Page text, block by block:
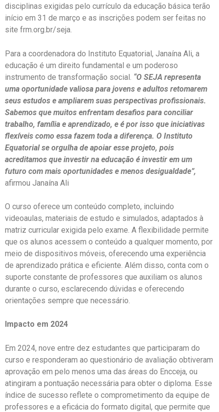
disciplinas exigidas pelo currículo da educação básica terão
início em 31 de março e as inscrições podem ser feitas no
site frm.org.br/seja.
Para a coordenadora do Instituto Equatorial, Janaína Ali, a
educação é um direito fundamental e um poderoso
instrumento de transformação social. “O SEJA representa
uma oportunidade valiosa para jovens e adultos retomarem
seus estudos e ampliarem suas perspectivas profissionais.
Sabemos que muitos enfrentam desafios para conciliar
trabalho, família e aprendizado, e é por isso que iniciativas
flexíveis como essa fazem toda a diferença. O Instituto
Equatorial se orgulha de apoiar esse projeto, pois
acreditamos que investir na educação é investir em um
futuro com mais oportunidades e menos desigualdade”,
afirmou Janaína Ali
O curso oferece um conteúdo completo, incluindo
videoaulas, materiais de estudo e simulados, adaptados à
matriz curricular exigida pelo exame. A flexibilidade permite
que os alunos acessem o conteúdo a qualquer momento, por
meio de dispositivos móveis, oferecendo uma experiência
de aprendizado prática e eficiente. Além disso, conta com o
suporte constante de professores que auxiliam os alunos
durante o curso, esclarecendo dúvidas e oferecendo
orientações sempre que necessário.
Impacto em 2024
Em 2024, nove entre dez estudantes que participaram do
curso e responderam ao questionário de avaliação obtiveram
aprovação em pelo menos uma das áreas do Encceja, ou
atingiram a pontuação necessária para obter o diploma. Esse
índice de sucesso reflete o comprometimento da equipe de
professores e a eficácia do formato digital, que permite que